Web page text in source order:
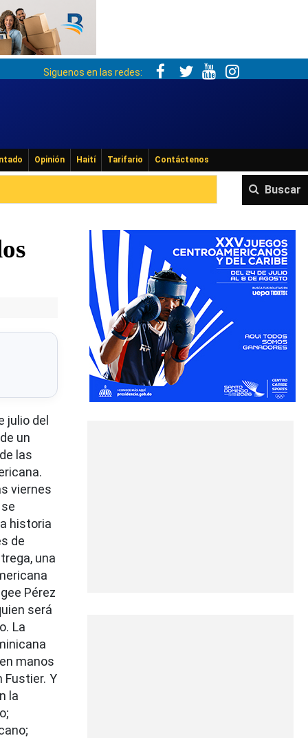
Siguenos en las redes:
Opinión Haití Tarifario Contáctenos
Buscar
julio del
un
las
viernes
historia
de
una
Pérez
será
La
manos
Fustier. Y
la